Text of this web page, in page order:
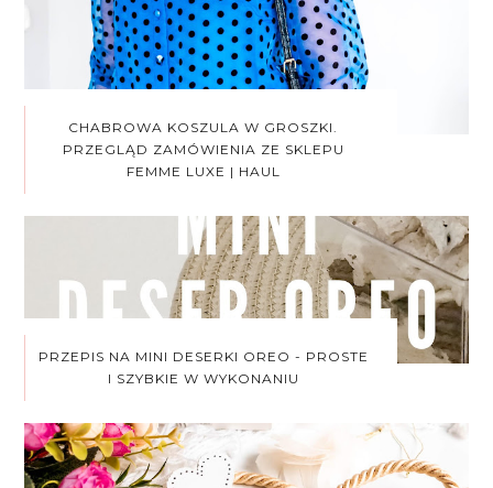
CHABROWA KOSZULA W GROSZKI.
PRZEGLĄD ZAMÓWIENIA ZE SKLEPU
FEMME LUXE | HAUL
PRZEPIS NA MINI DESERKI OREO - PROSTE
I SZYBKIE W WYKONANIU